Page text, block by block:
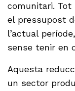
comunitari. Tot
el pressupost
l’actual
sense tenir en
Aquesta
un sector